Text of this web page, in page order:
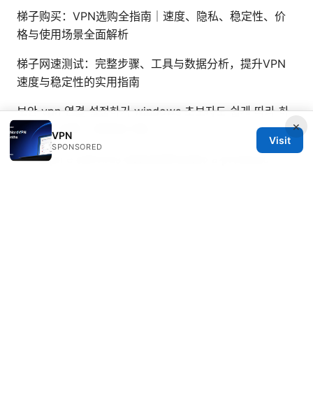
梯子购买：VPN选购全指南｜速度、隐私、稳定性、价
格与使用场景全面解析
梯子网速测试：完整步骤、工具与数据分析，提升VPN
速度与稳定性的实用指南
보안 vpn 연결 설정하기 windows 초보자도 쉽게 따라 하
는 완벽 가이드 2026년 최신
Nordvpn e antivirus desmistificando a protecao
×
VPN
SPONSORED
Visit